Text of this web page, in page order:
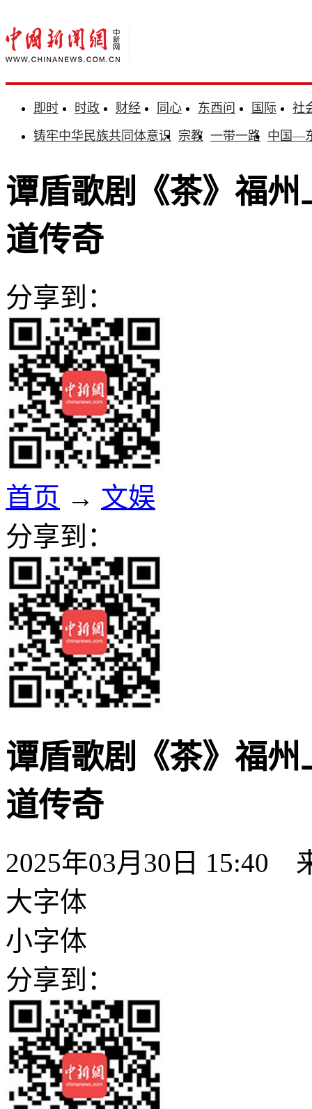
即时 时政 财经 同心 东西问 国际
社
铸牢中华民族共同体意识 宗教 一带一路 中国—
谭盾歌剧《茶》福
道传奇
分享到：
首页 → 文娱
分享到：
谭盾歌剧《茶》福
道传奇
2025年03月30日 15:40
大字体
小字体
分享到：